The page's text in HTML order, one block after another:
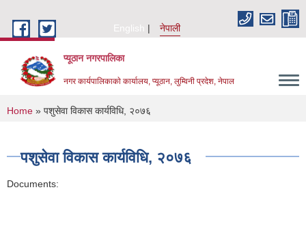
English
नेपाली
प्यूठान नगरपालिका
नगर कार्यपालिकाकाे कार्यालय, प्यूठान, लुम्विनी प्रदेश, नेपाल
You are here
Home » पशुसेवा विकास कार्यविधि, २०७६
पशुसेवा विकास कार्यविधि, २०७६
Documents: